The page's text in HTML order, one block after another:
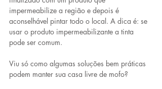
impermeabilize a região e depois é
aconselhável pintar todo o local. A dica é: se
usar o produto impermeabilizante a tinta
pode ser comum.
Viu só como algumas soluções bem práticas
podem manter sua casa livre de mofo?